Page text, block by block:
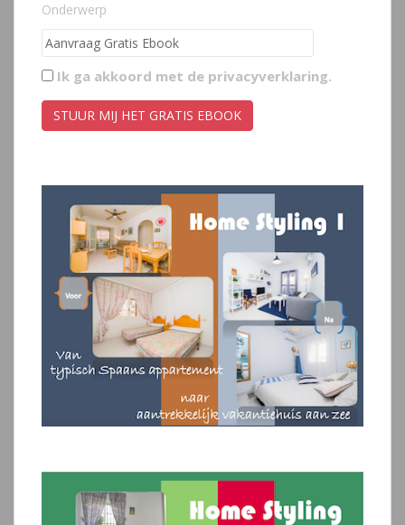
Onderwerp
Ik ga akkoord met de privacyverklaring.